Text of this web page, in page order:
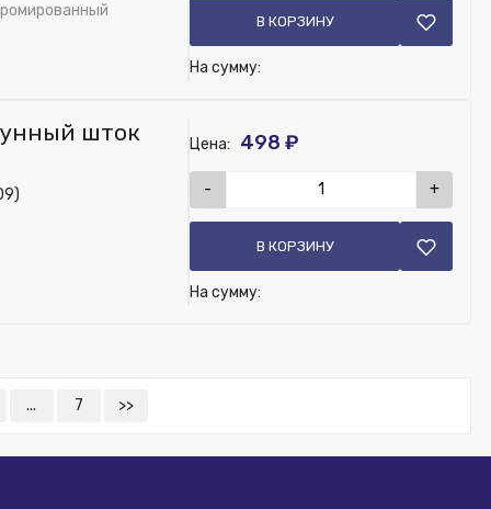
В КОРЗИНУ
На сумму:
шток
Цена: 498 ₽
- +
В КОРЗИНУ
На сумму:
... 7 >>